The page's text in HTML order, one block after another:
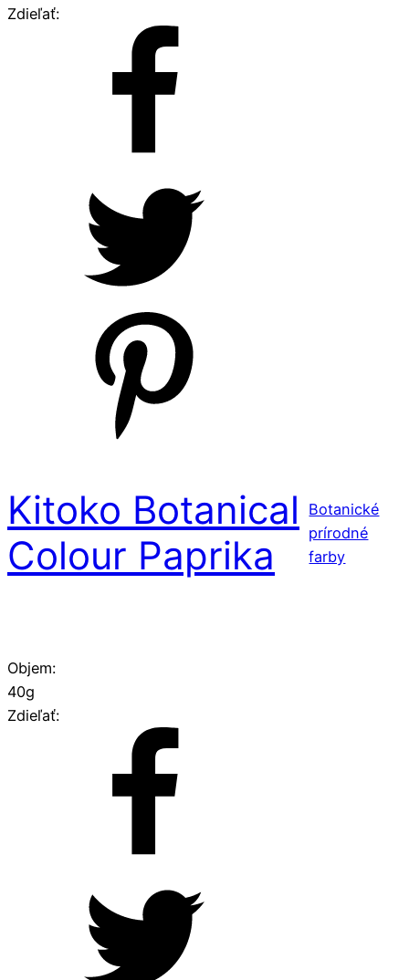
Zdieľať:
Kitoko Botanical
Colour Paprika
Botanické
prírodné
farby
Objem:
40g
Zdieľať: